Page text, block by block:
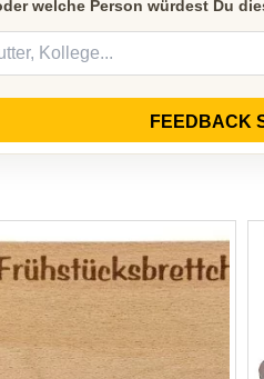
welche Person würdest Du
FEEDBACK